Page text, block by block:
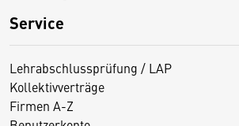
Service
Lehrabschlussprüfung / LAP
Kollektivverträge
Firmen A-Z